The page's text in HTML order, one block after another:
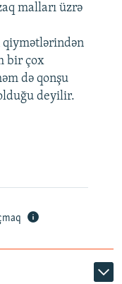
malları üzrə
qiymətlərindən
bir çox
də qonşu
deyilir.